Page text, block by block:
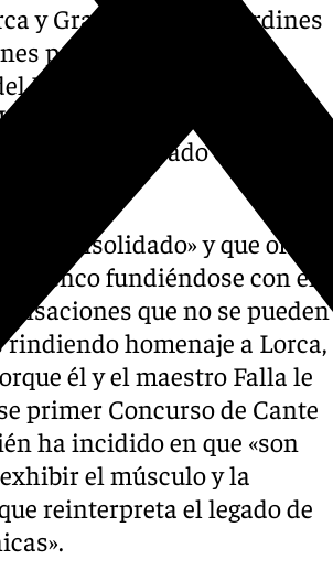
y Granada en los Jardines
por la consejera de
Pozo, que ha estado
Carazo, y de las
acto celebrado en la sala
consolidado» y que ofrece
fundiéndose con el
que no se pueden
rindiendo homenaje a Lorca,
él y el maestro Falla le
primer Concurso de Cante
ha incidido en que «son
exhibir el músculo y la
reinterpreta el legado de